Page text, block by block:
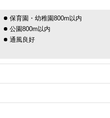
保育園・幼稚園800m以内
公園800m以内
通風良好